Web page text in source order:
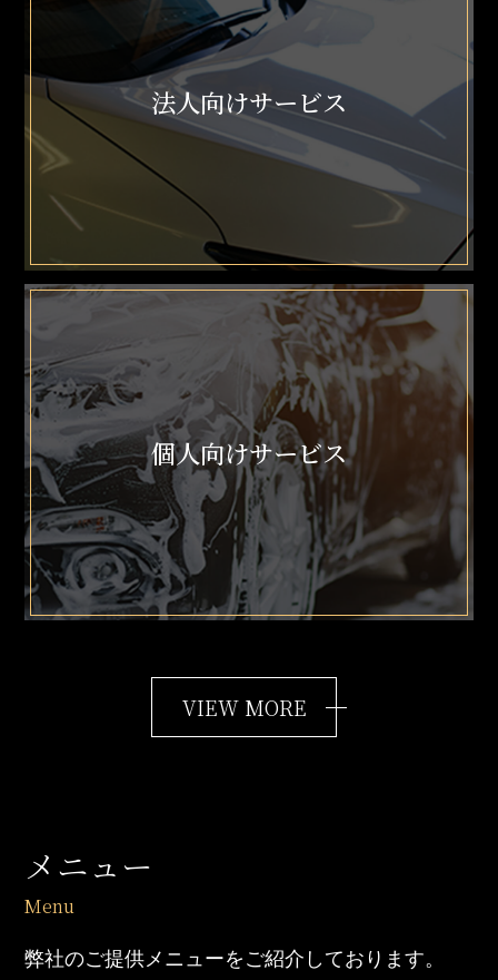
法人向けサービス
個人向けサービス
VIEW MORE
メニュー
弊社のご提供メニューをご紹介しております。